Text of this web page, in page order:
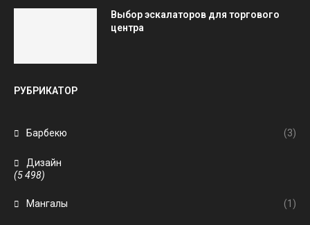
Выбор эскалаторов для торгового
центра
РУБРИКАТОР
Барбекю (3)
Дизайн
(5 498)
Мангалы (1)